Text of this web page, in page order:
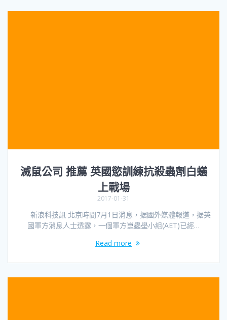
滅鼠公司 推薦 英國慾訓練抗殺蟲劑白蟻
上戰場
2017-01-31
新浪科技訊 北京時間7月1日消息，据國外媒體報道，据英
國軍方消息人士透露，一個軍方崑蟲壆小組(AET)已經…
Read more